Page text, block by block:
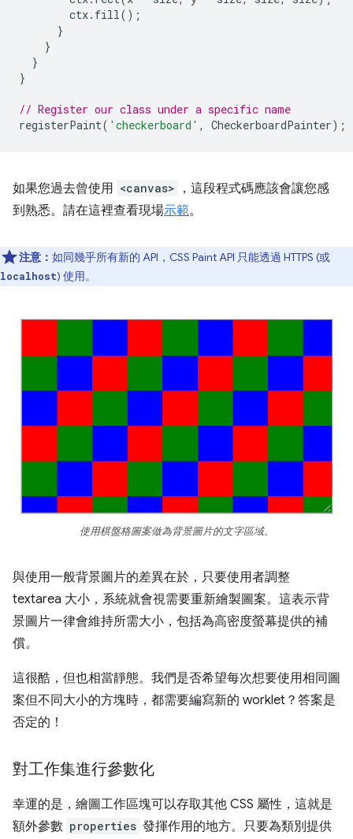
ctx. fill();
}
}
}
}
// Register our class under a specific name
registerPaint( 'checkerboard' , CheckerboardPainter);
如果您過去曾使用 <canvas>
，這段程式碼應該會讓您感
到熟悉。請在這裡查看現場示範。
注意： 如同幾乎所有新的 API，CSS Paint API 只能透過 HTTPS (或
localhost) 使用。
使用棋盤格圖案做為背景圖片的文字區域。
與使用一般背景圖片的差異在於，只要使用者調整
textarea 大小，系統就會視需要重新繪製圖案。這表示背
景圖片一律會維持所需大小，包括為高密度螢幕提供的補
償。
這很酷，但也相當靜態。我們是否希望每次想要使用相同圖
案但不同大小的方塊時，都需要編寫新的 worklet？答案是
否定的！
對工作集進行參數化
幸運的是，繪圖工作區塊可以存取其他 CSS 屬性，這就是
額外參數 properties 發揮作用的地方。只要為類別提供